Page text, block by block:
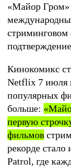
«Майор Гром»
стриминговом
Кинокомикс
Netflix 7 июля
популярных
больше:
первую
фильмов
рекорде стало
Patrol, где